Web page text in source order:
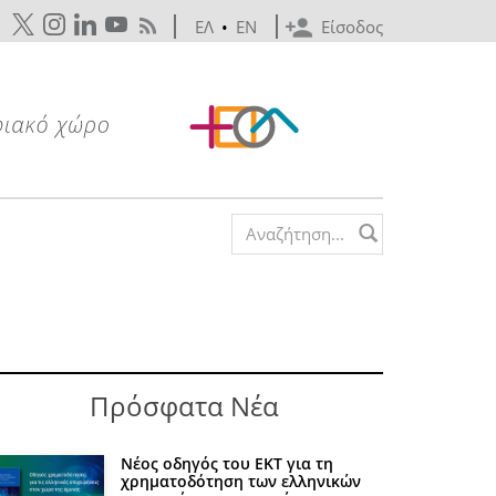
Είσοδος
ΕΛ • EN
Search form
Πρόσφατα Νέα
Νέος οδηγός του ΕΚΤ για τη
χρηματοδότηση των ελληνικών